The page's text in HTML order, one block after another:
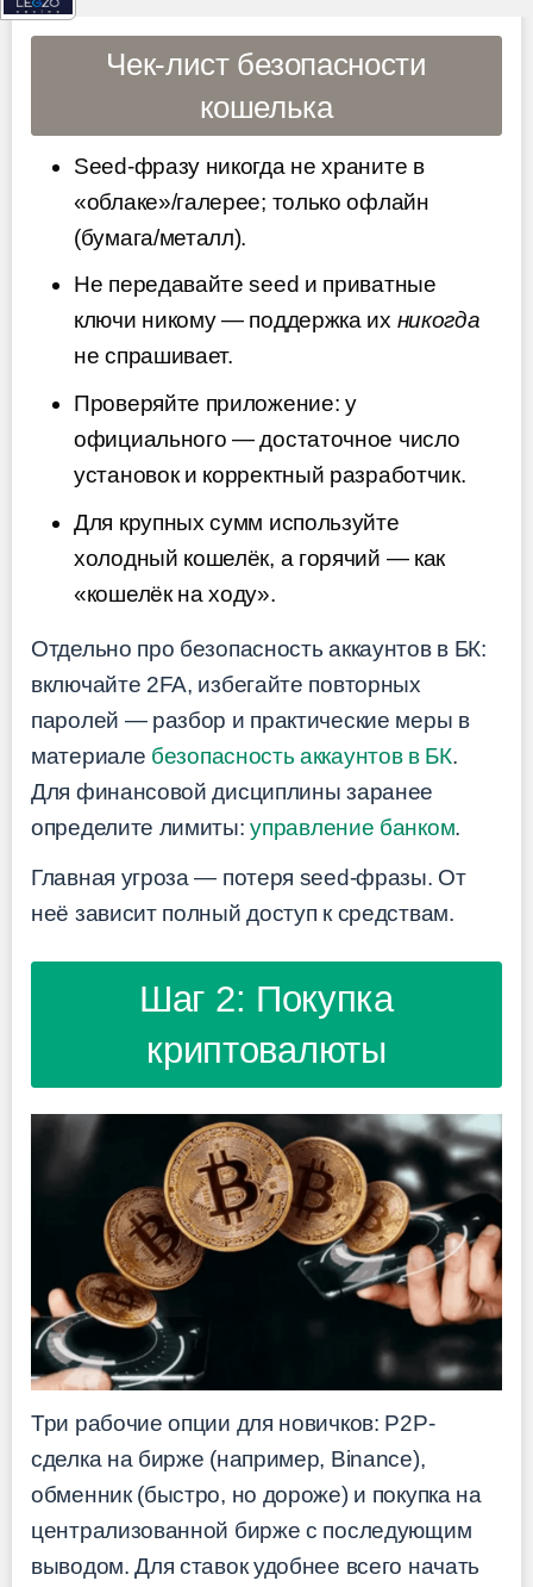
Чек-лист безопасности
кошелька
Seed-фразу никогда не храните в
«облаке»/галерее; только офлайн
(бумага/металл).
Не передавайте seed и приватные
ключи никому — поддержка их никогда
не спрашивает.
Проверяйте приложение: у
официального — достаточное число
установок и корректный разработчик.
Для крупных сумм используйте
холодный кошелёк, а горячий — как
«кошелёк на ходу».
Отдельно про безопасность аккаунтов в БК:
включайте 2FA, избегайте повторных
паролей — разбор и практические меры в
материале безопасность аккаунтов в БК.
Для финансовой дисциплины заранее
определите лимиты:управление банком.
Главная угроза — потеря seed-фразы. От
неё зависит полный доступ к средствам.
Шаг 2: Покупка
криптовалюты
Три рабочие опции для новичков: P2P-
сделка на бирже (например, Binance),
обменник (быстро, но дороже) и покупка на
централизованной бирже с последующим
выводом. Для ставок удобнее всего начать